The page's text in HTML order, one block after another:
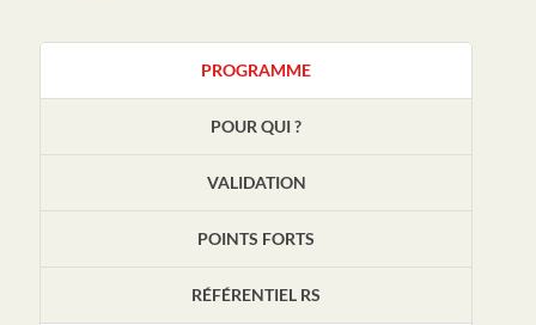
PROGRAMME
POUR QUI ?
VALIDATION
POINTS FORTS
RÉFÉRENTIEL RS